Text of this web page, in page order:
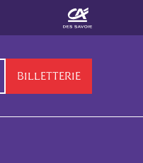
BILLETTERIE